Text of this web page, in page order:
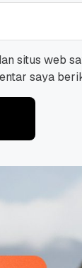
situs web
saya